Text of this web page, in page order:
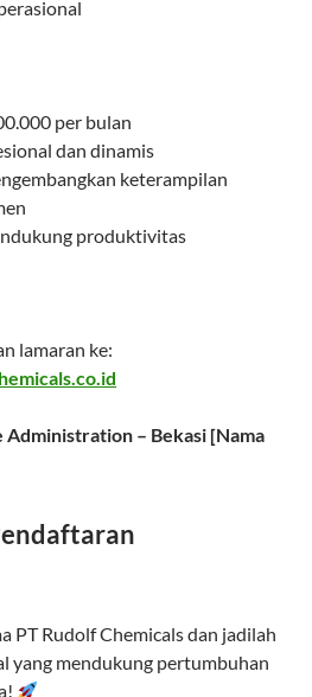
per bulan
dan dinamis
keterampilan
produktivitas
lamaran ke:
Administration – Bekasi [Nama
PT Rudolf Chemicals dan jadilah
yang mendukung pertumbuhan